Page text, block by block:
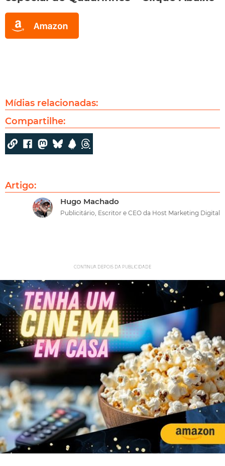
Mídias relacionadas:
Compartilhe:
Artigo:
Hugo Machado
Publicitário, Escritor e CEO da Host Marketing Digital
CONTINUA DEPOIS DA PUBLICIDADE